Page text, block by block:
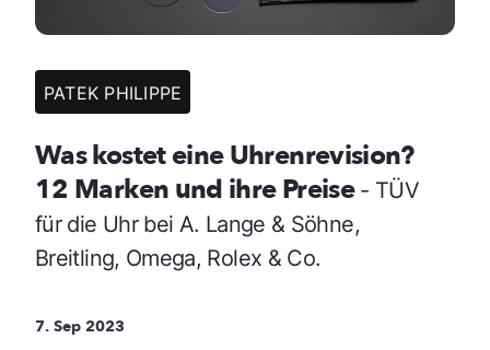
PATEK PHILIPPE
Was kostet eine Uhrenrevision?
12 Marken und ihre Preise - TÜV
für die Uhr bei A. Lange & Söhne,
Breitling, Omega, Rolex & Co.
7. Sep 2023